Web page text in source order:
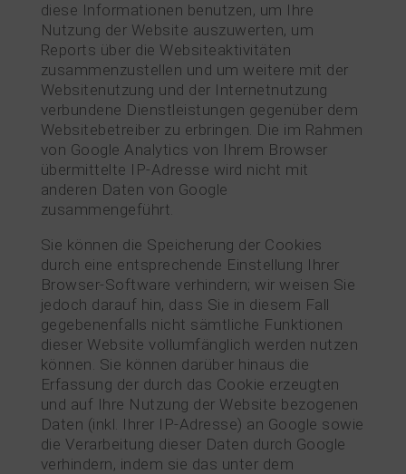
diese Informationen benutzen, um Ihre
Nutzung der Website auszuwerten, um
Reports über die Websiteaktivitäten
zusammenzustellen und um weitere mit der
Websitenutzung und der Internetnutzung
verbundene Dienstleistungen gegenüber dem
Websitebetreiber zu erbringen. Die im Rahmen
von Google Analytics von Ihrem Browser
übermittelte IP-Adresse wird nicht mit
anderen Daten von Google
zusammengeführt.
Sie können die Speicherung der Cookies
durch eine entsprechende Einstellung Ihrer
Browser-Software verhindern; wir weisen Sie
jedoch darauf hin, dass Sie in diesem Fall
gegebenenfalls nicht sämtliche Funktionen
dieser Website vollumfänglich werden nutzen
können. Sie können darüber hinaus die
Erfassung der durch das Cookie erzeugten
und auf Ihre Nutzung der Website bezogenen
Daten (inkl. Ihrer IP-Adresse) an Google sowie
die Verarbeitung dieser Daten durch Google
verhindern, indem sie das unter dem